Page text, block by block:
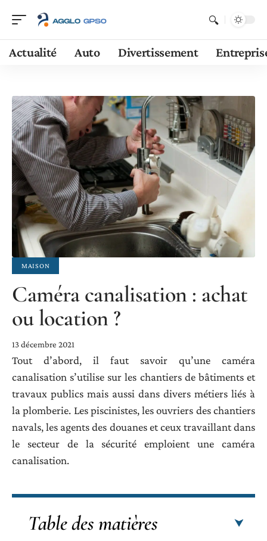
Actualité Auto Divertissement
MAISON
Caméra canalisation : achat
ou location ?
13 décembre 2021
Tout d’abord, il faut savoir qu’une caméra
canalisation s’utilise sur les chantiers de bâtiments et
travaux publics mais aussi dans divers métiers liés à
la plomberie. Les piscinistes, les ouvriers des chantiers
navals, les agents des douanes et ceux travaillant dans
le secteur de la sécurité emploient une caméra
canalisation.
Table des matières